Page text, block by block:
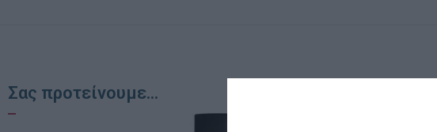
Σας προτείνουμε...